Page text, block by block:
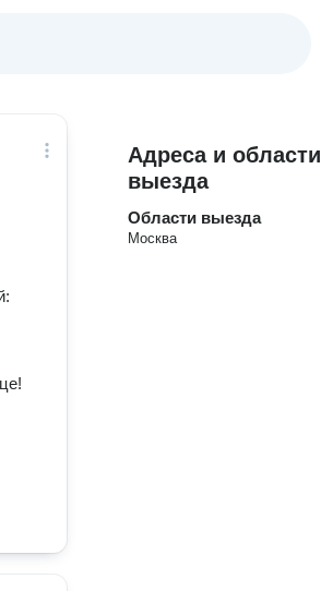
Адреса и области
выезда
Области выезда
Москва